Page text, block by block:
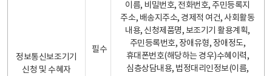
정보통신보조기기
신청 및 수혜자
필수
이름, 비밀번호, 전화번호, 주민등록지
주소, 배송지주소, 경제적 여건, 사회활동
내용, 신청제품명, 보조기기 활용계획,
주민등록번호, 장애유형, 장애정도,
휴대폰번호(해당하는 경우)수혜이력,
심층상담내용, 법정대리인정보(이름,